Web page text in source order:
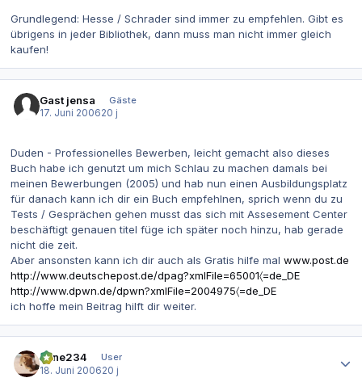
Grundlegend: Hesse / Schrader sind immer zu empfehlen. Gibt es
übrigens in jeder Bibliothek, dann muss man nicht immer gleich
kaufen!
Gast jensa
Gäste
17. Juni 200620 j
Duden - Professionelles Bewerben, leicht gemacht also dieses
Buch habe ich genutzt um mich Schlau zu machen damals bei
meinen Bewerbungen (2005) und hab nun einen Ausbildungsplatz
für danach kann ich dir ein Buch empfehlnen, sprich wenn du zu
Tests / Gesprächen gehen musst das sich mit Assesement Center
beschäftigt genauen titel füge ich später noch hinzu, hab gerade
nicht die zeit.
Aber ansonsten kann ich dir auch als Gratis hilfe mal www.post.de
http://www.deutschepost.de/dpag?xmlFile=65001〈=de_DE
http://www.dpwn.de/dpwn?xmlFile=2004975〈=de_DE
ich hoffe mein Beitrag hilft dir weiter.
aline234
User
18. Juni 200620 j